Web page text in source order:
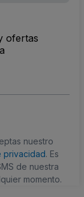
ofertas
nuestro
privacidad. Es
de nuestra
momento.